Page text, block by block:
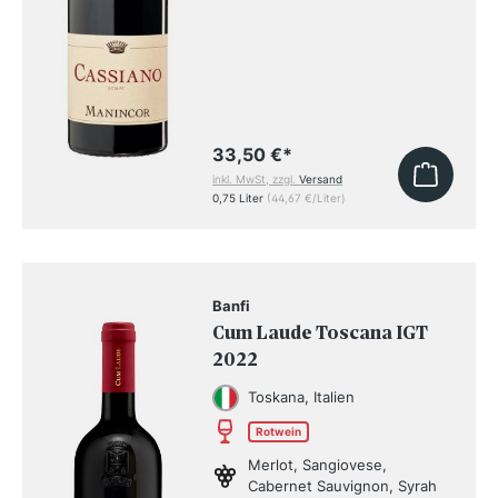
33,50 €*
inkl. MwSt, zzgl.Versand
0,75 Liter (44,67 €/Liter)
Banfi
Cum Laude Toscana IGT
2022
Toskana, Italien
Rotwein
Merlot, Sangiovese,
Cabernet Sauvignon, Syrah